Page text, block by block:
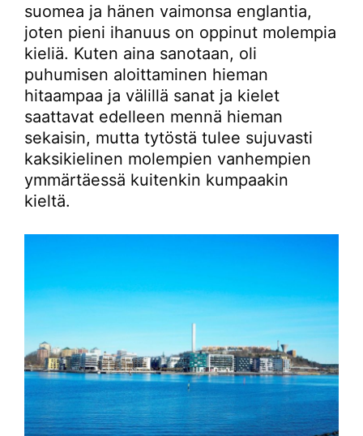
suomea ja hänen vaimonsa englantia,
joten pieni ihanuus on oppinut molempia
kieliä. Kuten aina sanotaan, oli
puhumisen aloittaminen hieman
hitaampaa ja välillä sanat ja kielet
saattavat edelleen mennä hieman
sekaisin, mutta tytöstä tulee sujuvasti
kaksikielinen molempien vanhempien
ymmärtäessä kuitenkin kumpaakin
kieltä.